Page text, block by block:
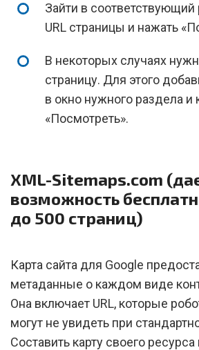
Зайти в соответствующий
URL страницы и нажать
В некоторых случаях
страницу. Для этого
в окно нужного раздела и
«Посмотреть».
XML-Sitemaps.com
возможность
до 500 страниц)
Карта сайта для Google
метаданные о каждом виде
Она включает URL, которые
могут не увидеть при
Составить карту своего